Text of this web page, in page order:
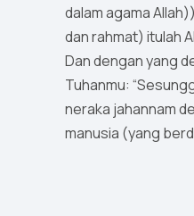
dalam agama
dan rahmat) itulah
Dan dengan yang
Tuhanmu:
neraka jahannam
manusia (yang